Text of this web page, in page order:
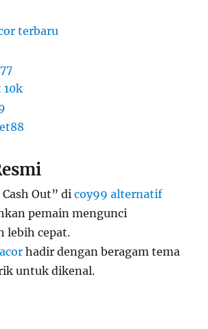
terbaru
10k
Out” dicoy99 alternatif
pemain mengunci
lebih cepat.
hadir dengan beragam tema
untuk dikenal.